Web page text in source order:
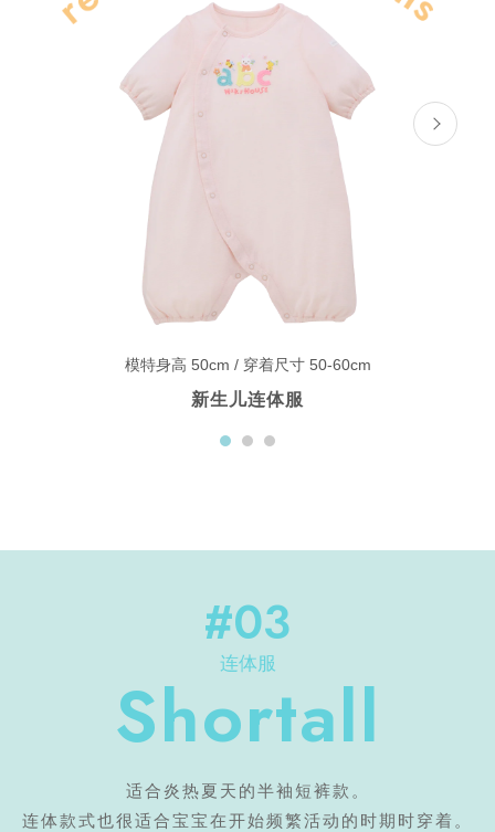
模特身高 50cm / 穿着尺寸 50-60cm
新生儿连体服
#03
连体服
Shortall
适合炎热夏天的半袖短裤款。
连体款式也很适合宝宝在开始频繁活动的时期时穿着。